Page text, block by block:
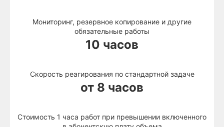
Мониторинг, резервное копирование и другие
обязательные работы
10 часов
Скорость реагирования по стандартной задаче
от 8 часов
Стоимость 1 часа работ при превышении включенного